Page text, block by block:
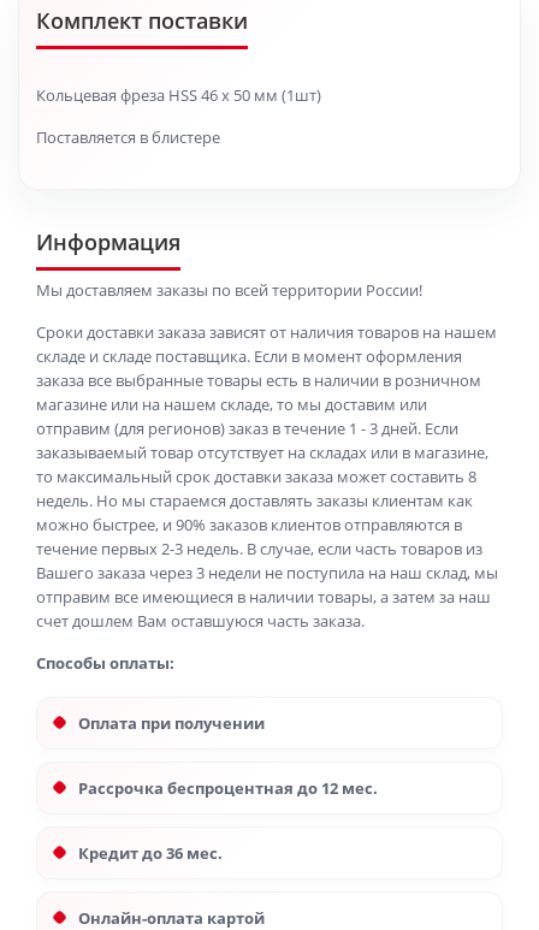
Комплект поставки
Кольцевая фреза HSS 46 x 50 мм (1шт)
Поставляется в блистере
Информация
Мы доставляем заказы по всей территории России!
Сроки доставки заказа зависят от наличия товаров на нашем
складе и складе поставщика. Если в момент оформления
заказа все выбранные товары есть в наличии в розничном
магазине или на нашем складе, то мы доставим или
отправим (для регионов) заказ в течение 1 - 3 дней. Если
заказываемый товар отсутствует на складах или в магазине,
то максимальный срок доставки заказа может составить 8
недель. Но мы стараемся доставлять заказы клиентам как
можно быстрее, и 90% заказов клиентов отправляются в
течение первых 2-3 недель. В случае, если часть товаров из
Вашего заказа через 3 недели не поступила на наш склад, мы
отправим все имеющиеся в наличии товары, а затем за наш
счет дошлем Вам оставшуюся часть заказа.
Способы оплаты:
Оплата при получении
Рассрочка беспроцентная до 12 мес.
Кредит до 36 мес.
Онлайн-оплата картой